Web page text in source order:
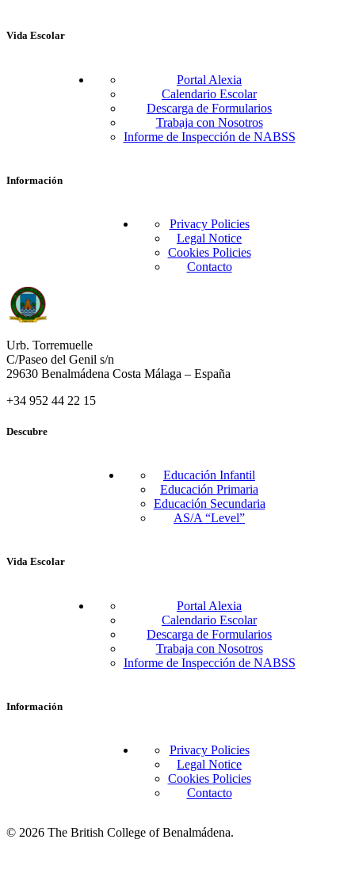
Vida Escolar
Portal Alexia
Calendario Escolar
Descarga de Formularios
Trabaja con Nosotros
Informe de Inspección de NABSS
Información
Privacy Policies
Legal Notice
Cookies Policies
Contacto
Urb. Torremuelle
C/Paseo del Genil s/n
29630 Benalmádena Costa Málaga – España
+34 952 44 22 15
Descubre
Educación Infantil
Educación Primaria
Educación Secundaria
AS/A “Level”
Vida Escolar
Portal Alexia
Calendario Escolar
Descarga de Formularios
Trabaja con Nosotros
Informe de Inspección de NABSS
Información
Privacy Policies
Legal Notice
Cookies Policies
Contacto
© 2026 The British College of Benalmádena.